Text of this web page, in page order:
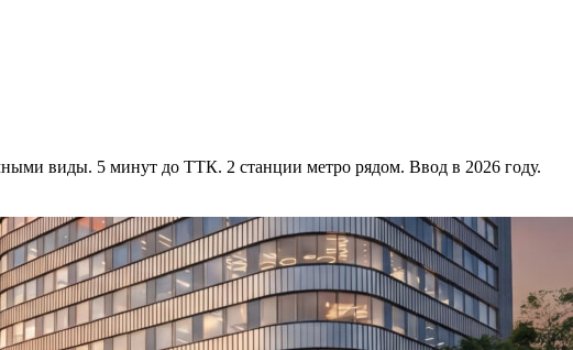
виды. 5 минут до ТТК. 2 станции метро рядом. Ввод в 2026 году.